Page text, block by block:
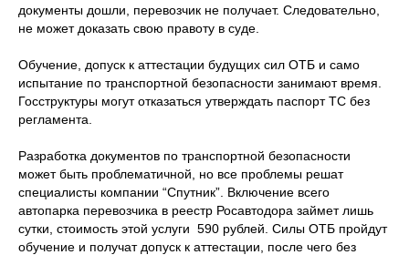
документы дошли, перевозчик не получает. Следовательно,
не может доказать свою правоту в суде.
Обучение, допуск к аттестации будущих сил ОТБ и само
испытание по транспортной безопасности занимают время.
Госструктуры могут отказаться утверждать паспорт ТС без
регламента.
Разработка документов по транспортной безопасности
может быть проблематичной, но все проблемы решат
специалисты компании “Спутник”. Включение всего
автопарка перевозчика в реестр Росавтодора займет лишь
сутки, стоимость этой услуги 590 рублей. Силы ОТБ пройдут
обучение и получат допуск к аттестации, после чего без